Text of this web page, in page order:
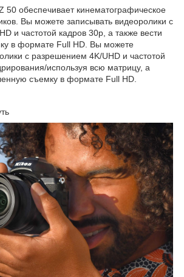
50 обеспечивает кинематографическое
Вы можете записывать видеоролики с
и частотой кадров 30p, а также вести
в формате Full HD. Вы можете
с разрешением 4K/UHD и частотой
используя всю матрицу, а
съемку в формате Full HD.